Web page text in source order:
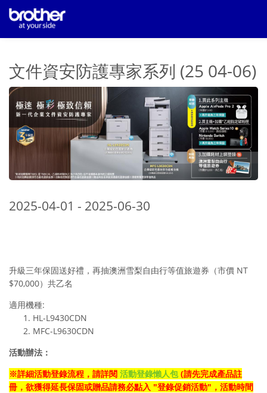
文件資安防護專家系列 (25 04-06)
2025-04-01 - 2025-06-30
升級三年保固送好禮，再抽澳洲雪梨自由行等值旅遊券（市價 NT
$70,000）共乙名
適用機種:
HL-L9430CDN
MFC-L9630CDN
活動辦法：
※詳細活動登錄流程，請詳閱 活動登錄懶人包 (請先完成產品註
冊，欲獲得延長保固或贈品請務必點入 "登錄促銷活動"，活動時間